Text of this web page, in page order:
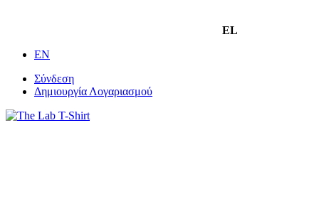
EL
EN
Σύνδεση
Δημιουργία Λογαριασμού